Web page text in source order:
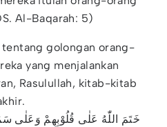
Al-Baqarah: 5)
golongan orang-
yang menjalankan
Rasulullah, kitab-kitab
خَتَمَ اللّٰهُ عَلٰى قُلُوْبِهِمْ وَعَلٰى